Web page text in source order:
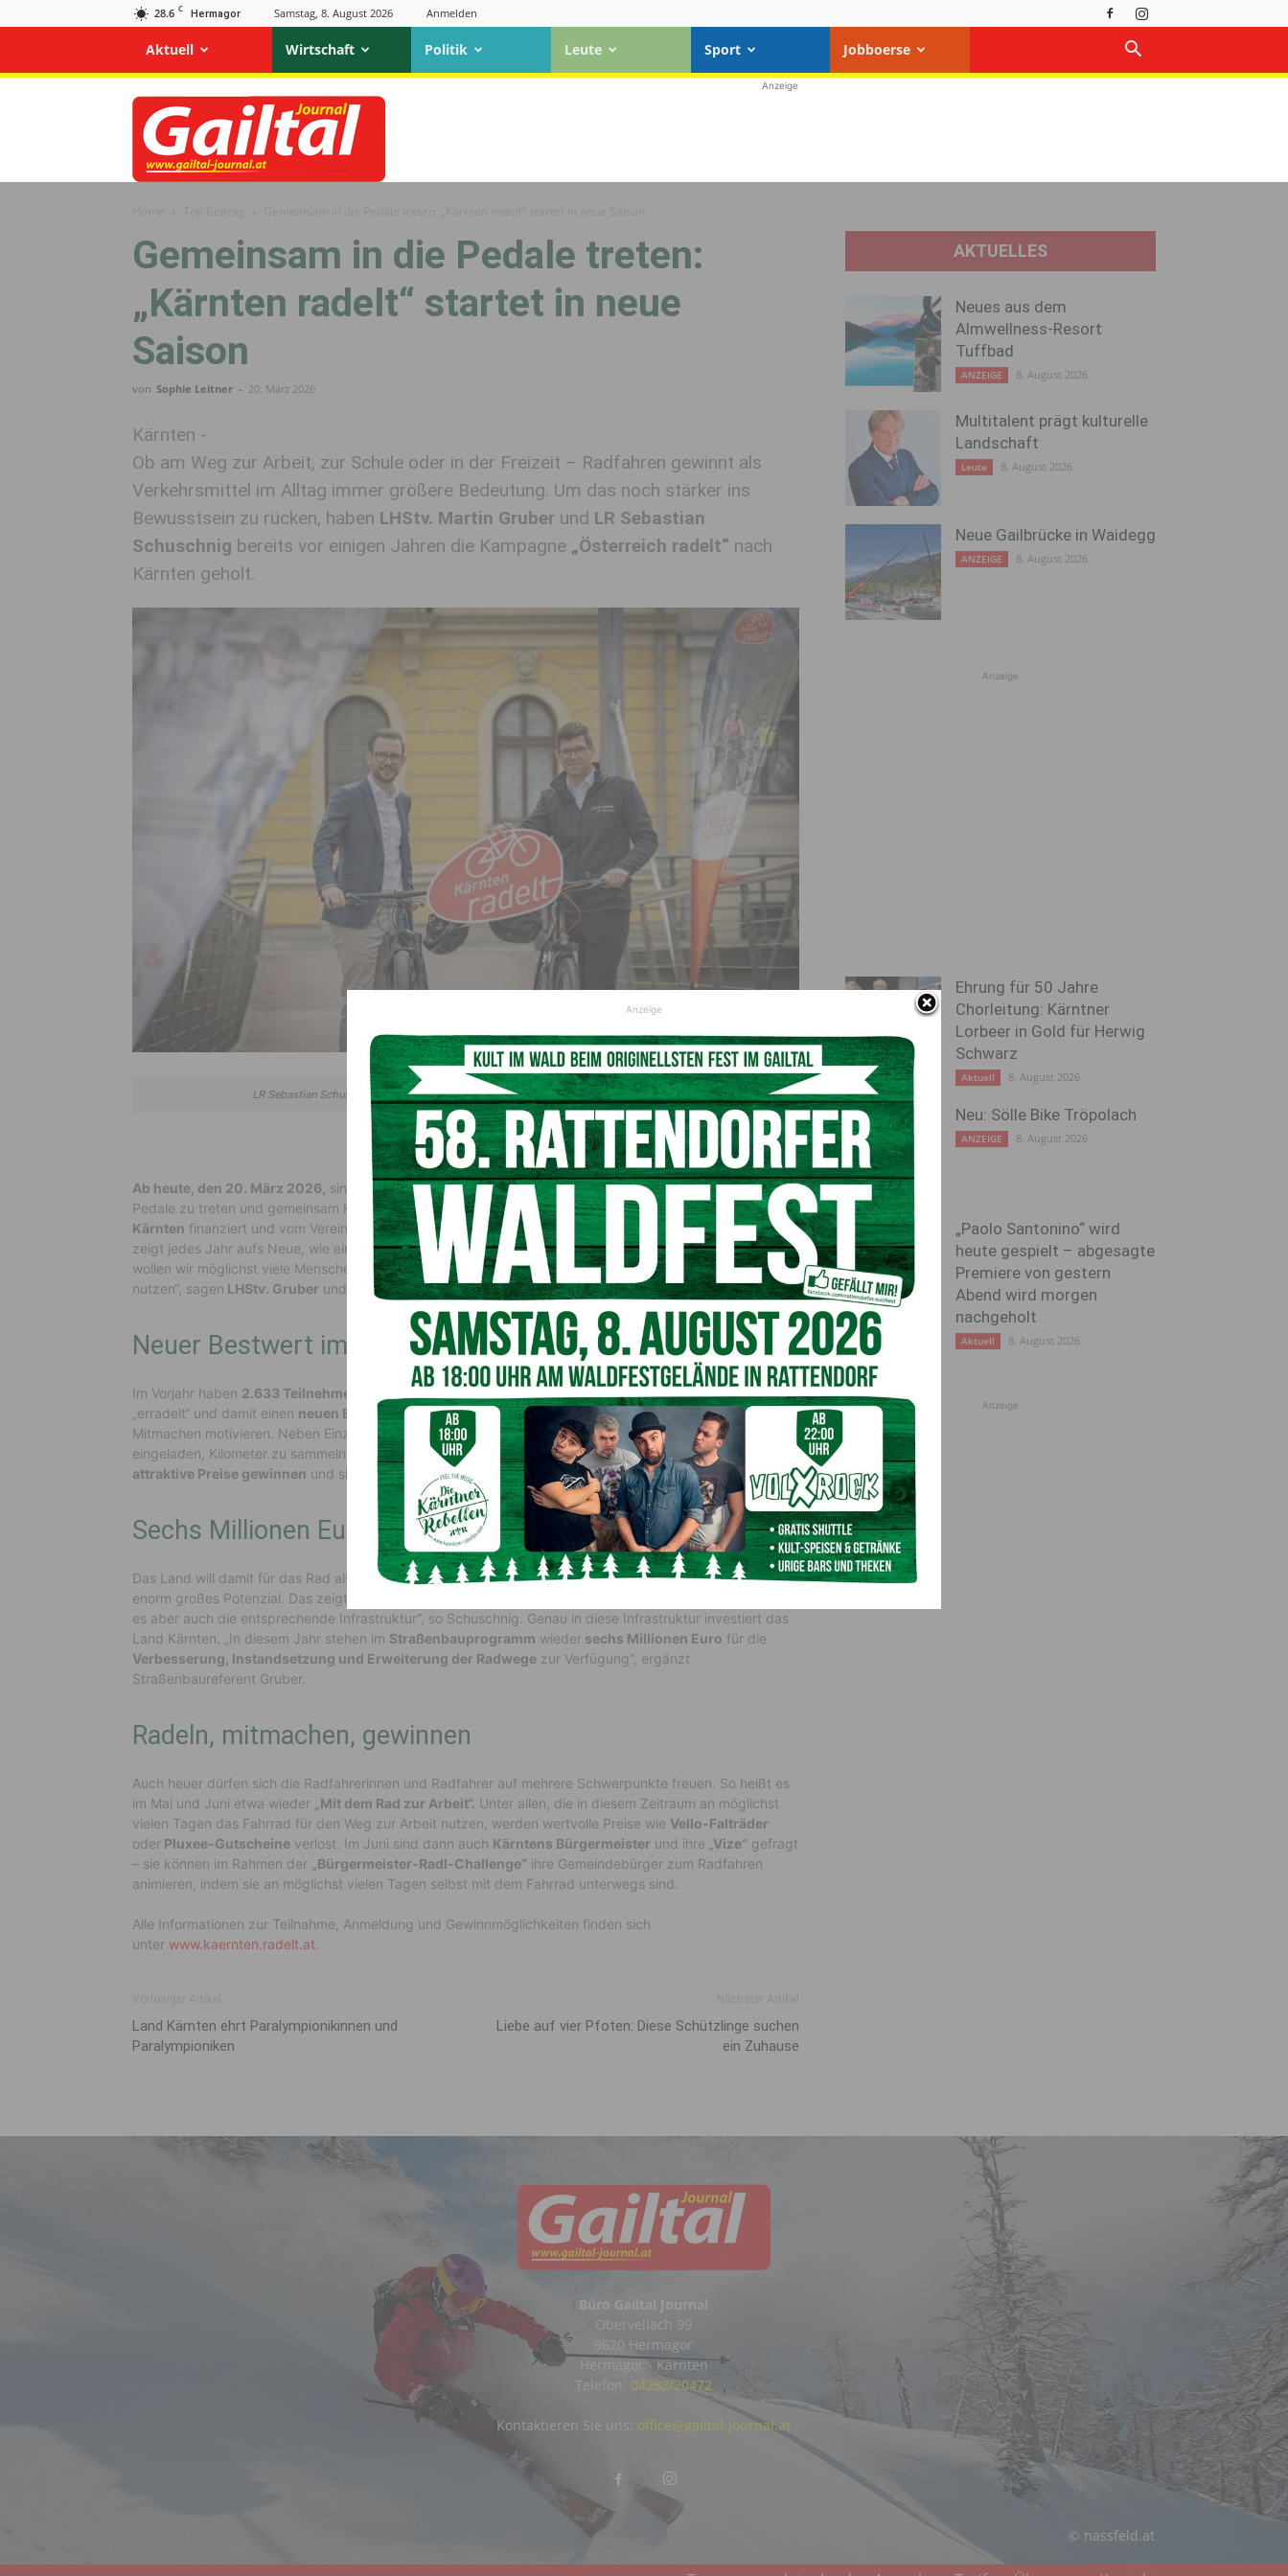
28.6 C Hermagor Samstag, 8. August 2026 Anmelden
Aktuell Wirtschaft Politik Leute Sport Jobboerse
Gailtal
Journal
Anzeige
Gemeinsam in die Pedale treten:
„Kärnten radelt“ startet in neue
Saison
von Sophie Leitner - 20. März 2026
Kärnten -
Ob am Weg zur Arbeit, zur Schule oder in der Freizeit – Radfahren gewinnt als
Verkehrsmittel im Alltag immer größere Bedeutung. Um das noch stärker ins
Bewusstsein zu rücken, haben LHStv. Martin Gruber und LR Sebastian
Schuschnig bereits vor einigen Jahren die Kampagne „Österreich radelt“ nach
Kärnten geholt.
LR Sebastian Schuschnig und LHStv. Martin Gruber präsentieren "Kärnten radelt" 2026
© Helga Rader
Ab heute, den 20. März 2026, sind nun wieder alle Kärntnerinnen und Kärntner eingeladen, kräftig in die
Pedale zu treten und gemeinsam Kilometer zu sammeln. Die Aktion„Kärnten radelt“wird vom
Land
Kärnten finanziert und vom Verein „Gerade“ von März bis September
organisatorisch betreut. „Die Aktion
zeigt jedes Jahr aufs Neue, wie einfach es sein kann, Bewegung in den Alltag zu integrieren. Gemeinsam
wollen wir möglichst viele Menschen dafür begeistern, das Fahrrad als nachhaltiges Verkehrsmittel zu
nutzen“, sagen LHStv. Gruber und LR Schuschnig.
Neuer Bestwert im Vorjahr eingeradelt
Im Vorjahr haben 2.633 Teilnehmerinnen und Teilnehmer gemeinsam rund 2,6 Millionen Kilometer
„erradelt“ und damit einen neuen Bestwert erzielt. Auch heuer soll die Aktion möglichst viele zum
Mitmachen motivieren. Neben Einzelpersonen, Schulen und Vereinen sind auch Gemeinden und Betriebe
eingeladen, Kilometer zu sammeln. Während des gesamten Aktionszeitraums können die Teilnehmenden
attraktive Preise gewinnen und sich mit anderen Radbegeisterten messen.
Sechs Millionen Euro für Radwege in Kärnten
Das Land will damit für das Rad als Verkehrsmittel Bewusstsein schaffen. „Kärnten hat als Radland ein
enorm großes Potenzial. Das zeigt nicht nur diese Aktion, sondern auch Gästebefragungen. Dafür braucht
es aber auch die entsprechende Infrastruktur“, so Schuschnig. Genau in diese Infrastruktur investiert das
Land Kärnten. „In diesem Jahr stehen im Straßenbauprogramm wieder sechs Millionen Euro für die
Verbesserung, Instandsetzung und Erweiterung der Radwege zur Verfügung“, ergänzt
Straßenbaureferent Gruber.
Radeln, mitmachen, gewinnen
Auch heuer dürfen sich die Radfahrerinnen und Radfahrer auf mehrere Schwerpunkte freuen. So heißt es
im Mai und Juni etwa wieder
„Mit dem Rad zur Arbeit“. Unter allen, die in diesem Zeitraum an möglichst
vielen Tagen das Fahrrad für den Weg zur Arbeit nutzen, werden wertvolle Preise wie Vello-Falträder
oder Pluxee-Gutscheine verlost. Im Juni sind dann auch Kärntens Bürgermeister und ihre „Vize“ gefragt
– sie können im Rahmen der
„Bürgermeister-Radl-Challenge“ ihre Gemeindebürger zum Radfahren
animieren, indem sie an möglichst vielen Tagen selbst mit dem Fahrrad unterwegs sind.
Alle Informationen zur Teilnahme, Anmeldung und Gewinnmöglichkeiten finden sich
unter www.kaernten.radelt.at
Land Kärnten ehrt Paralympionikinnen und
Paralympioniken
Liebe auf vier Pfoten: Diese Schützlinge suchen
ein Zuhause
AKTUELLES
Neues aus dem
Almwellness-Resort
Tuffbad
ANZEIGE 8. August 2026
Multitalent prägt kulturelle
Landschaft
Leute 8. August 2026
Neue Gailbrücke in Waidegg
ANZEIGE 8. August 2026
Anzeige
Ehrung für 50 Jahre
Chorleitung: Kärntner
Lorbeer in Gold für Herwig
Schwarz
Aktuell 8. August 2026
Neu: Sölle Bike Tröpolach
ANZEIGE 8. August 2026
„Paolo Santonino“ wird
heute gespielt – abgesagte
Premiere von gestern
Abend wird morgen
nachgeholt
Aktuell 8. August 2026
Anzeige
Büro Gailtal Journal
Obervellach 99
9620 Hermagor
Hermagor - Kärnten
Telefon: 04282/20472
© nassfeld.at
Kontaktieren Sie uns: office@gailtal-journal.at
Anzeige